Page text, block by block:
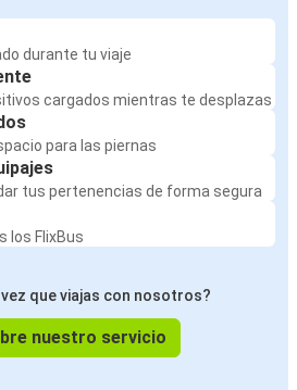
durante tu viaje
cargados mientras te desplazas
para las piernas
tus pertenencias de forma segura
los FlixBus
que viajas con nosotros?
nuestro servicio